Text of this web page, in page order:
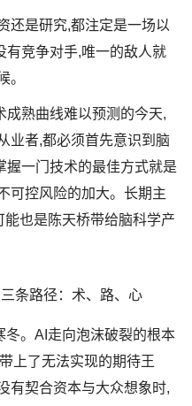
还是研究,都注定是一场以
有竞争对手,唯一的敌人就
。
成熟曲线难以预测的今天,
业者,都必须首先意识到脑
握一门技术的最佳方式就是
可控风险的加大。长期主
也是陈天桥带给脑科学产
冬。AI走向泡沫破裂的根本
上了无法实现的期待王
有契合资本与大众想象时,